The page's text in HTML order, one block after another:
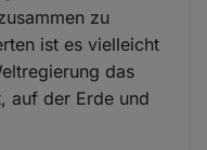
zu
ist es vielleicht
das
auf der Erde und